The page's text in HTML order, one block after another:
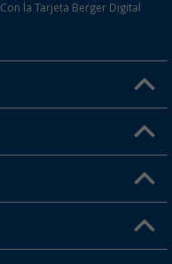
Con la Tarjeta Berger Digital